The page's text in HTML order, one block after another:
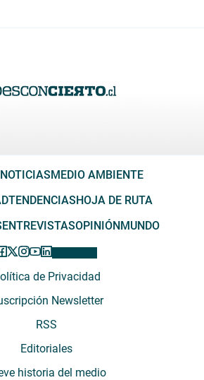
MEDIO AMBIENTE
TENDENCIASHOJA DE RUTA
ENTREVISTASOPINIÓNMUNDO
de Privacidad
Newsletter
RSS
Editoriales
historia del medio